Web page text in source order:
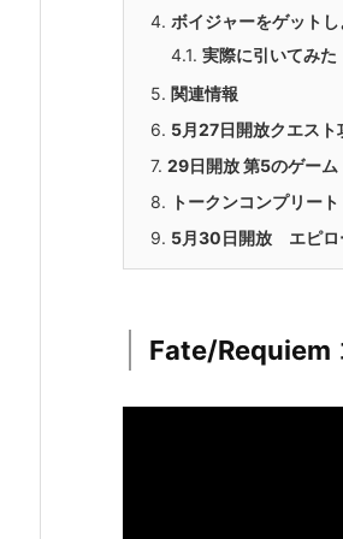
4. ボイジャーをゲットし
4.1. 実際に引いてみた
5. 関連情報
6. 5月27日開放クエスト
7. 29日開放 第5のゲーム
8. トークンコンプリート
9. 5月30日開放 エピロ
Fate/Requiem